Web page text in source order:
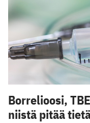
Borrelioosi,
niistä pitää